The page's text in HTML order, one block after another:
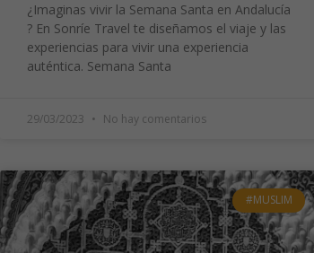
¿Imaginas vivir la Semana Santa en Andalucía
? En Sonríe Travel te diseñamos el viaje y las
experiencias para vivir una experiencia
auténtica. Semana Santa
29/03/2023 No hay comentarios
#MUSLIM